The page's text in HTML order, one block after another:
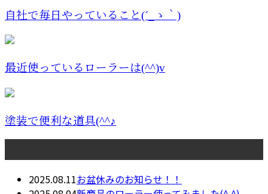
自社で毎日やっていること(´_ゝ｀)
最近使っているローラーは(^^)v
塗装で便利な道具(^^♪
2025.08.11お盆休みのお知らせ！！